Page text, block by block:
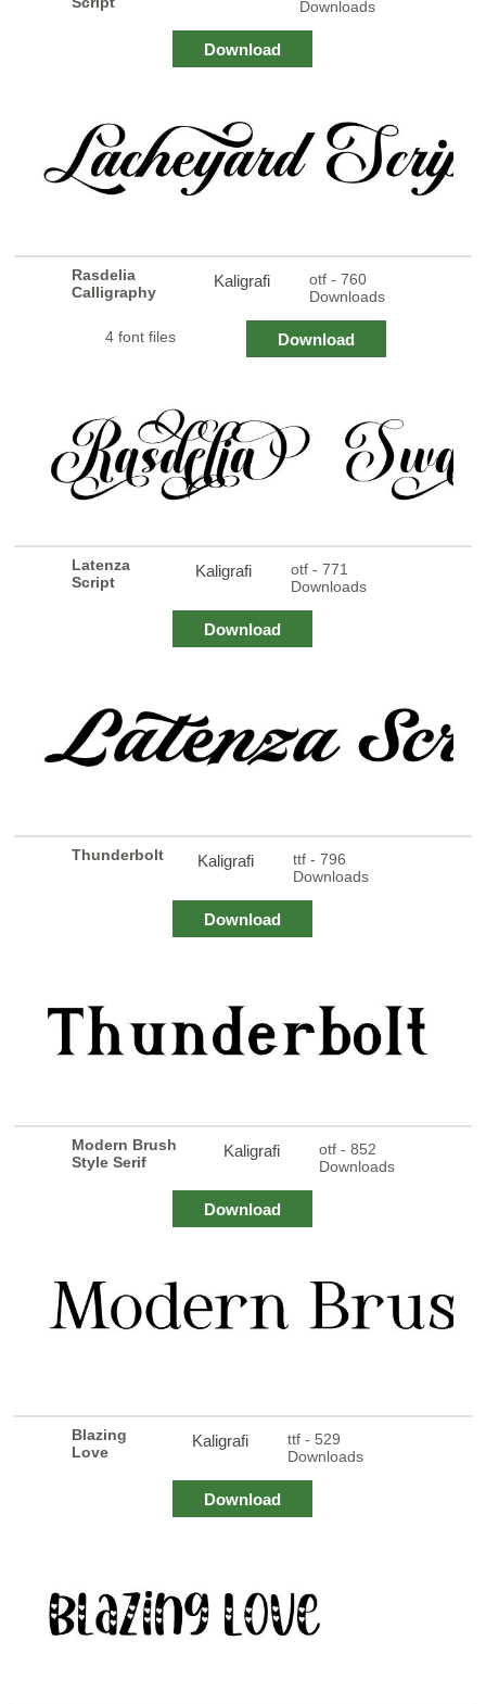
Downloads
Download
Rasdelia
Calligraphy
Kaligrafi
otf - 760
Downloads
4 font files Download
Latenza
Script
Kaligrafi
otf - 771
Downloads
Download
Thunderbolt Kaligrafi
ttf - 796
Downloads
Download
Modern Brush
Style Serif
Kaligrafi
otf - 852
Downloads
Download
Blazing
Love
Kaligrafi
ttf - 529
Downloads
Download